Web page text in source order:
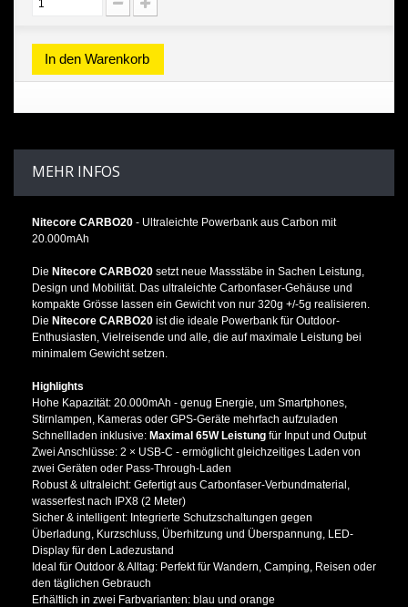
In den Warenkorb
MEHR INFOS
Nitecore CARBO20 - Ultraleichte Powerbank aus Carbon mit
20.000mAh
Die Nitecore CARBO20 setzt neue Massstäbe in Sachen Leistung,
Design und Mobilität. Das ultraleichte Carbonfaser-Gehäuse und
kompakte Grösse lassen ein Gewicht von nur 320g +/-5g realisieren.
Die Nitecore CARBO20 ist die ideale Powerbank für Outdoor-
Enthusiasten, Vielreisende und alle, die auf maximale Leistung bei
minimalem Gewicht setzen.
Highlights
Hohe Kapazität: 20.000mAh - genug Energie, um Smartphones,
Stirnlampen, Kameras oder GPS-Geräte mehrfach aufzuladen
Schnellladen inklusive: Maximal 65W Leistung für Input und Output
Zwei Anschlüsse: 2 × USB-C - ermöglicht gleichzeitiges Laden von
zwei Geräten oder Pass-Through-Laden
Robust & ultraleicht: Gefertigt aus Carbonfaser-Verbundmaterial,
wasserfest nach IPX8 (2 Meter)
Sicher & intelligent: Integrierte Schutzschaltungen gegen
Überladung, Kurzschluss, Überhitzung und Überspannung, LED-
Display für den Ladezustand
Ideal für Outdoor & Alltag: Perfekt für Wandern, Camping, Reisen oder
den täglichen Gebrauch
Erhältlich in zwei Farbvarianten: blau und orange